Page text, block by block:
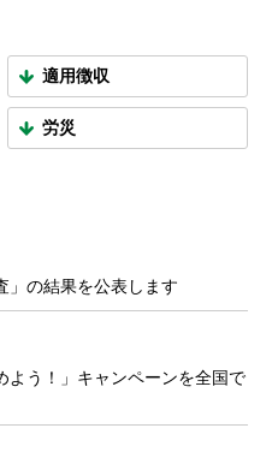
適用徴収
労災
」の結果を公表します
よう！」キャンペーンを全国で